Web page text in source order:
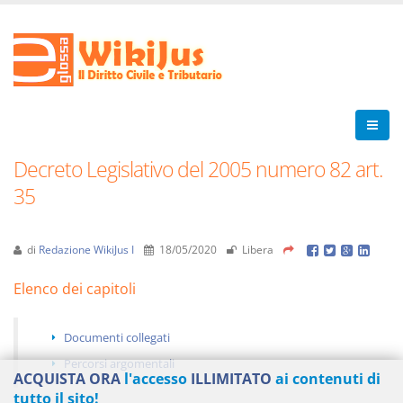
Decreto Legislativo del 2005 numero 82 art.
35
di Redazione WikiJus I 18/05/2020 Libera
Elenco dei capitoli
Documenti collegati
Percorsi argomentali
ACQUISTA ORA l'accesso ILLIMITATO ai contenuti di
tutto il sito!